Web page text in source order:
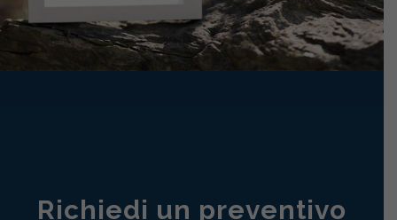
Richiedi un preventivo